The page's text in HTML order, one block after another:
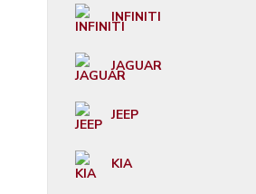
INFINITI
JAGUAR
JEEP
KIA